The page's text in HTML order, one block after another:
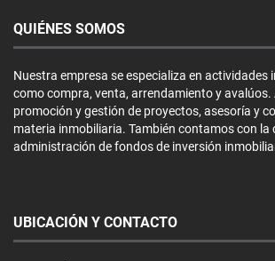
QUIÉNES SOMOS
Nuestra empresa se especializa en actividades
como compra, venta, arrendamiento y avalúos.
promoción y gestión de proyectos, asesoría y
materia inmobiliaria. También contamos con la
administración de fondos de inversión
UBICACIÓN Y CONTACTO